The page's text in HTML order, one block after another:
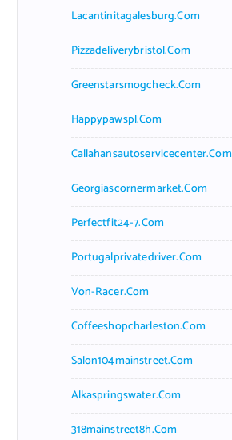
Lacantinitagalesburg.com
Pizzadeliverybristol.com
Greenstarsmogcheck.com
Happypawspl.com
Callahansautoservicecenter.com
Georgiascornermarket.com
Perfectfit24-7.com
Portugalprivatedriver.com
Von-Racer.com
Coffeeshopcharleston.com
Salon104mainstreet.com
Alkaspringswater.com
318mainstreet8h.com